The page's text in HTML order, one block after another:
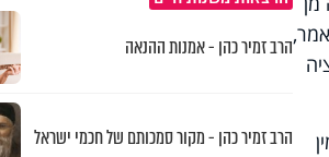
הרב זמיר כהן - אמנות ההנאה
הרב זמיר כהן - מקור סמכותם של חכמי ישראל